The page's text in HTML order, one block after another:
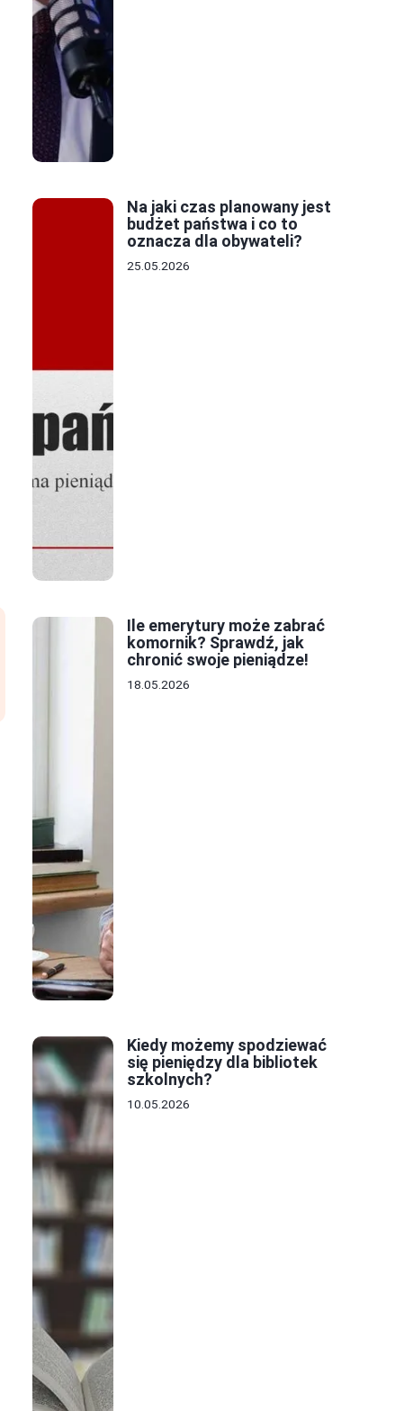
Na jaki czas planowany jest
budżet państwa i co to
oznacza dla obywateli?
25.05.2026
Ile emerytury może zabrać
komornik? Sprawdź, jak
chronić swoje pieniądze!
18.05.2026
Kiedy możemy spodziewać
się pieniędzy dla bibliotek
szkolnych?
10.05.2026